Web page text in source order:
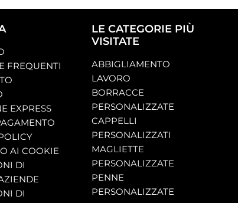
FREQUENTI
EXPRESS
AI COOKIE
DI
DI
LE CATEGORIE PIÙ
VISITATE
ABBIGLIAMENTO
LAVORO
BORRACCE
PERSONALIZZATE
CAPPELLI
PERSONALIZZATI
MAGLIETTE
PERSONALIZZATE
PENNE
PERSONALIZZATE